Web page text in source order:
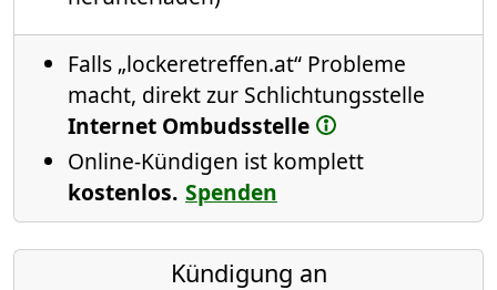
Falls „lockeretreffen.at“ Probleme
macht, direkt zur Schlichtungsstelle
Internet Ombudsstelle
Online-Kündigen ist komplett
kostenlos. Spenden
Kündigung an